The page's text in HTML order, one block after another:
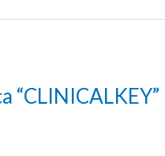
“CLINICALKEY”